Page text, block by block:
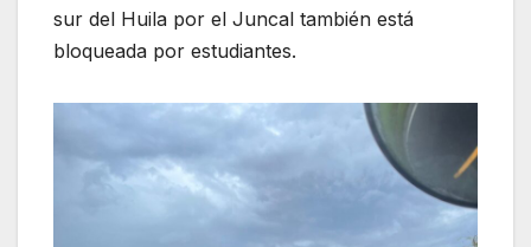
sur del Huila por el Juncal también está
bloqueada por estudiantes.